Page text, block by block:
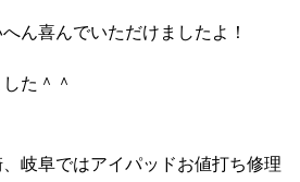
ん喜んでいただけましたよ！
た＾＾
岐阜ではアイパッドお値打ち修理